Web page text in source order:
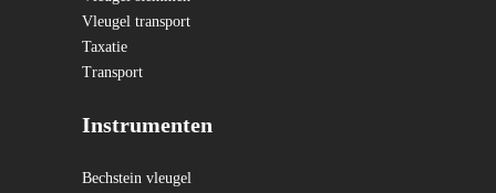
Vleugel transport
Taxatie
Transport
Instrumenten
Bechstein vleugel